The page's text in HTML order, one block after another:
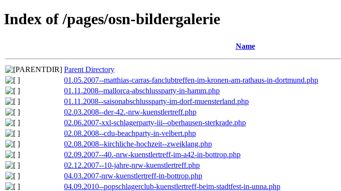
Index of /pages/osn-bildergalerie
Name
Parent Directory
01.05.2007--matthias-carras-fanclubtreffen-im-kronen-am-rathaus-in-dortmund.php
01.11.2008--mallorca-abschlussparty-in-hamm.php
01.11.2008--saisonabschlussparty-im-dorf-muensterland.php
02.03.2008--der-42.-nrw-kuenstlertreff.php
02.06.2007-xxl-schlagerparty-iii--oberhausen-sterkrade.php
02.08.2008--cdu-beachparty-in-velbert.php
02.08.2008--kirchliche-hochzeit--zweiklang.php
02.09.2007--40.-nrw-kuenstlertreff-im-a42-in-bottrop.php
02.12.2007--10-jahre-nrw-kuenstlertreff.php
04.03.2007-nrw-kuenstlertreff-in-bottrop.php
04.09.2010--popschlagerclub-kuenstlertreff-beim-stadtfest-in-unna.php